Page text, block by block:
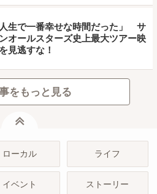
人生で一番幸せな時間だった」 サ
オールスターズ史上最大ツアー映
見逃すな！
をもっと見る
ローカル ライフ
イベント ストーリー